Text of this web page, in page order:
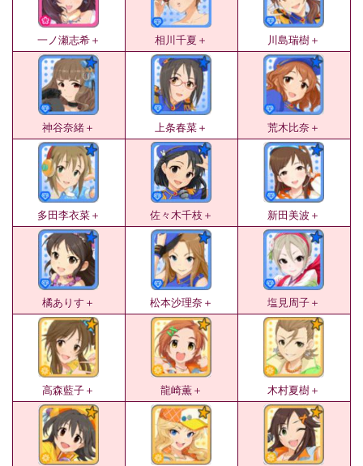
一ノ瀬志希＋ 相川千夏＋ 川島瑞樹＋
神谷奈緒＋ 上条春菜＋ 荒木比奈＋
多田李衣菜＋ 佐々木千枝＋ 新田美波＋
橘ありす＋ 松本沙理奈＋ 塩見周子＋
高森藍子＋ 龍崎薫＋ 木村夏樹＋